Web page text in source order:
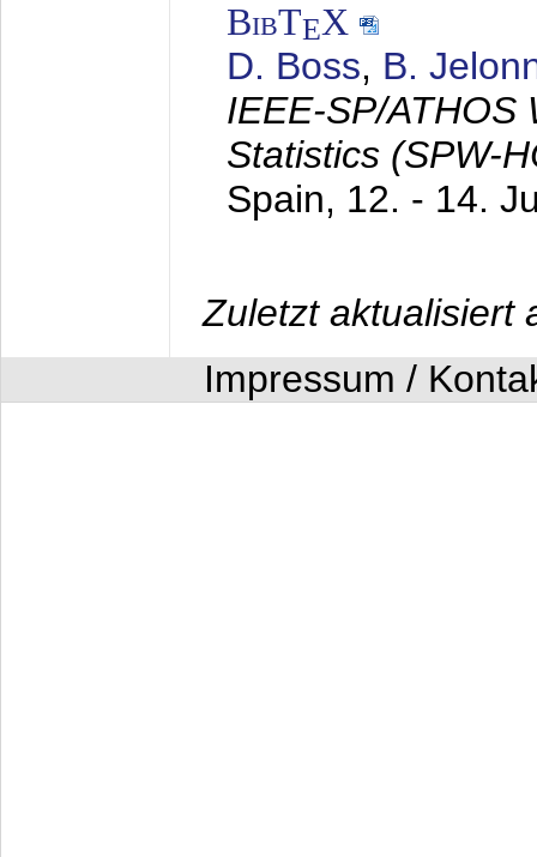
BibTEX
D. Boss, B.
IEEE-SP/ATHOS
Statistics (SPW-
Spain, 12. - 14.
Zuletzt aktualisiert
Impressum /